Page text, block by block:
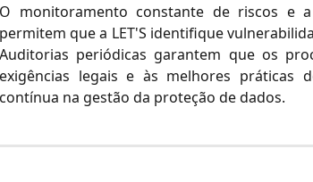
O monitoramento constante de riscos e
permitem que a LET'S identifique
Auditorias periódicas garantem que os
exigências legais e às melhores práticas
contínua na gestão da proteção de dados.